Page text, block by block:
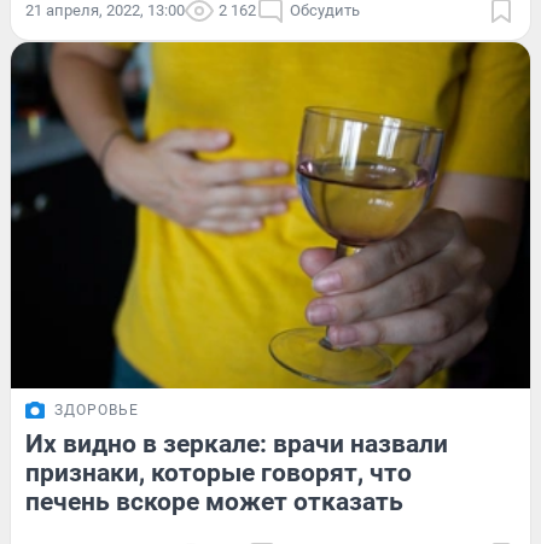
21 апреля, 2022, 13:00 2 162 Обсудить
ЗДОРОВЬЕ
Их видно в зеркале: врачи назвали
признаки, которые говорят, что
печень вскоре может отказать